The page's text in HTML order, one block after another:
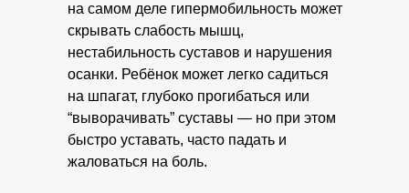
на самом деле гипермобильность может
скрывать слабость мышц,
нестабильность суставов и нарушения
осанки. Ребёнок может легко садиться
на шпагат, глубоко прогибаться или
“выворачивать” суставы — но при этом
быстро уставать, часто падать и
жаловаться на боль.